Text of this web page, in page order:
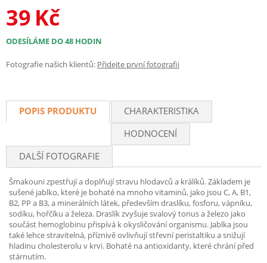
39 Kč
ODESÍLÁME DO 48 HODIN
Fotografie našich klientů: Přidejte první fotografii
POPIS PRODUKTU
CHARAKTERISTIKA
HODNOCENÍ
DALŠÍ FOTOGRAFIE
Šmakouni zpestřují a doplňují stravu hlodavců a králíků. Základem je
sušené jablko, které je bohaté na mnoho vitaminů, jako jsou C, A, B1,
B2, PP a B3, a minerálních látek, především draslíku, fosforu, vápníku,
sodíku, hořčíku a železa. Draslík zvyšuje svalový tonus a železo jako
součást hemoglobinu přispívá k okysličování organismu. Jablka jsou
také lehce stravitelná, příznivě ovlivňují střevní peristaltiku a snižují
hladinu cholesterolu v krvi. Bohaté na antioxidanty, které chrání před
stárnutím.